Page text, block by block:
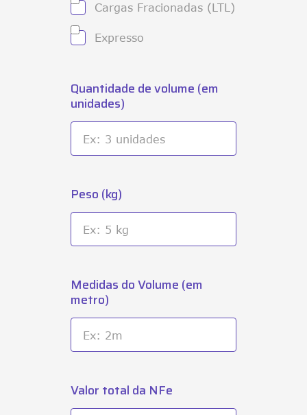
Cargas Fracionadas (LTL)
Expresso
Quantidade de volume (em
unidades)
Peso (kg)
Medidas do Volume (em
metro)
Valor total da NFe